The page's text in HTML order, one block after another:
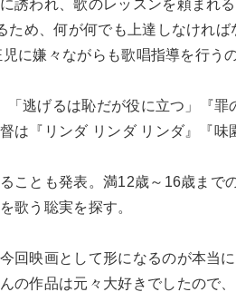
誘われ、歌のレッスンを頼まれ
ため、何が何でも上達しなければ
に嫌々ながらも歌唱指導を行う
逃げるは恥だが役に立つ」『罪
は『リンダ リンダ リンダ』『味
ことも発表。満12歳～16歳まで
歌う聡実を探す。
回映画として形になるのが本当
の作品は元々大好きでしたので